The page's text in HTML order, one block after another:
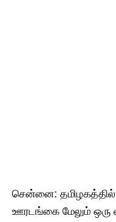
சென்னை: தமிழகத்தில்
ஊரடங்கை மேலும் ஒரு